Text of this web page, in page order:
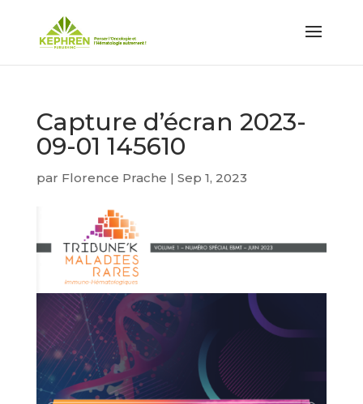
Capture d’écran 2023-
09-01 145610
par Florence Prache | Sep 1, 2023